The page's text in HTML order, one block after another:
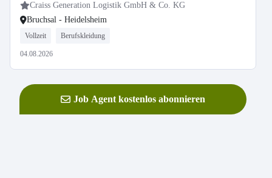
Craiss Generation Logistik GmbH & Co. KG
Bruchsal - Heidelsheim
Vollzeit Berufskleidung
04.08.2026
Job Agent kostenlos abonnieren